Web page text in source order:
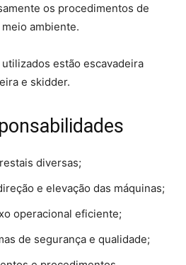
os procedimentos de
ambiente.
estão escavadeira
e skidder.
diversas;
e elevação das máquinas;
operacional eficiente;
de segurança e qualidade;